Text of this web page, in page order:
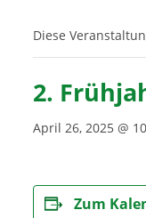
Diese
2.
April 26, 2025 @
Zum